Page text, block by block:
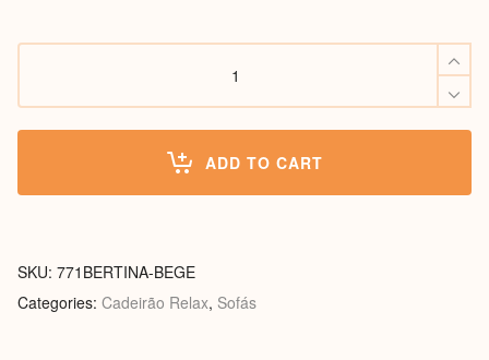
Cadeirão
ADD TO CART
SKU: 771BERTINA-BEGE
Categories: Cadeirão Relax, Sofás